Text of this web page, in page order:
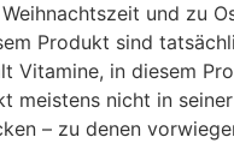
und zu
Produkt sind
Vitamine, in diesem
meistens nicht in
– zu denen